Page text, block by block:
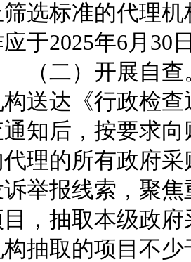
选标准的代理
于2025年6月30
二）开展自查
送达《行政检
知后，按要求
代理的所有政府
举报线索，聚
，抽取本级政
抽取的项目不